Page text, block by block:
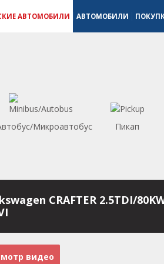
АВТОМОБИЛИ АВТОМОБИЛИ
Микроавтобус Пикап
CRAFTER 2.5TDI/
видео